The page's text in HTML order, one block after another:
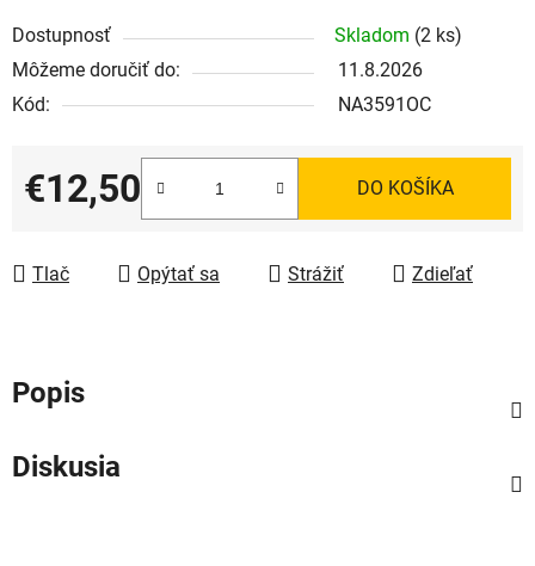
Dostupnosť Skladom (2 ks)
Môžeme doručiť do:
11.8.2026
Kód:
NA3591OC
€12,50
Jednotková cena:
DO KOŠÍKA
Tlač Opýtať sa Strážiť Zdieľať
Popis
Diskusia